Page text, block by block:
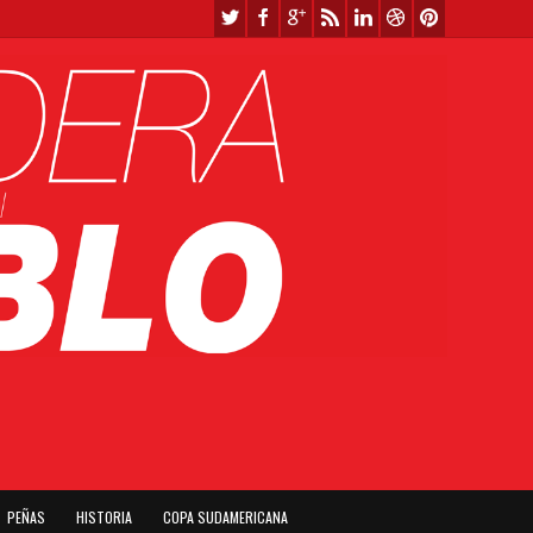
PEÑAS HISTORIA COPA SUDAMERICANA